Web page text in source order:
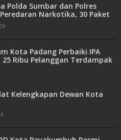
Polda Sumbar dan Polres
Narkotika, 30 Paket
Disita
Kota Padang Perbaiki IPA
25 Ribu Pelanggan Terdampak
Kelengkapan Dewan Kota